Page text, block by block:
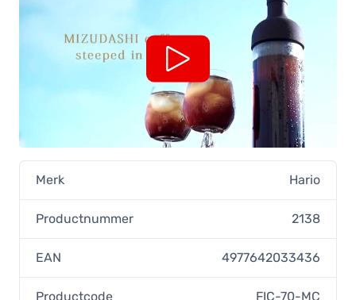
Merk Hario
Productnummer 2138
EAN 4977642033436
Productcode FIC-70-MC